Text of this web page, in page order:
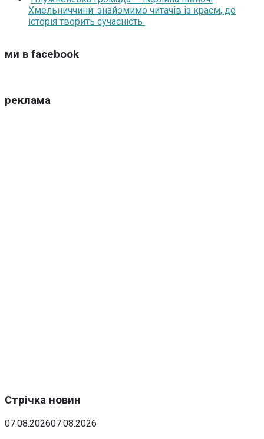
Хмельниччини: знайомимо читачів із краєм, де
історія творить сучасність
ми в facebook
реклама
Стрічка новин
07.08.202607.08.2026